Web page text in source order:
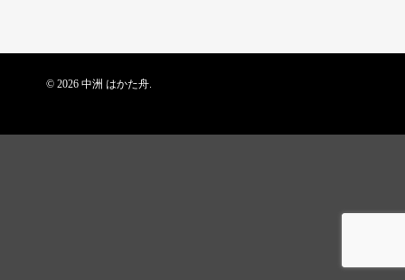
© 2026 中洲 はかた舟.